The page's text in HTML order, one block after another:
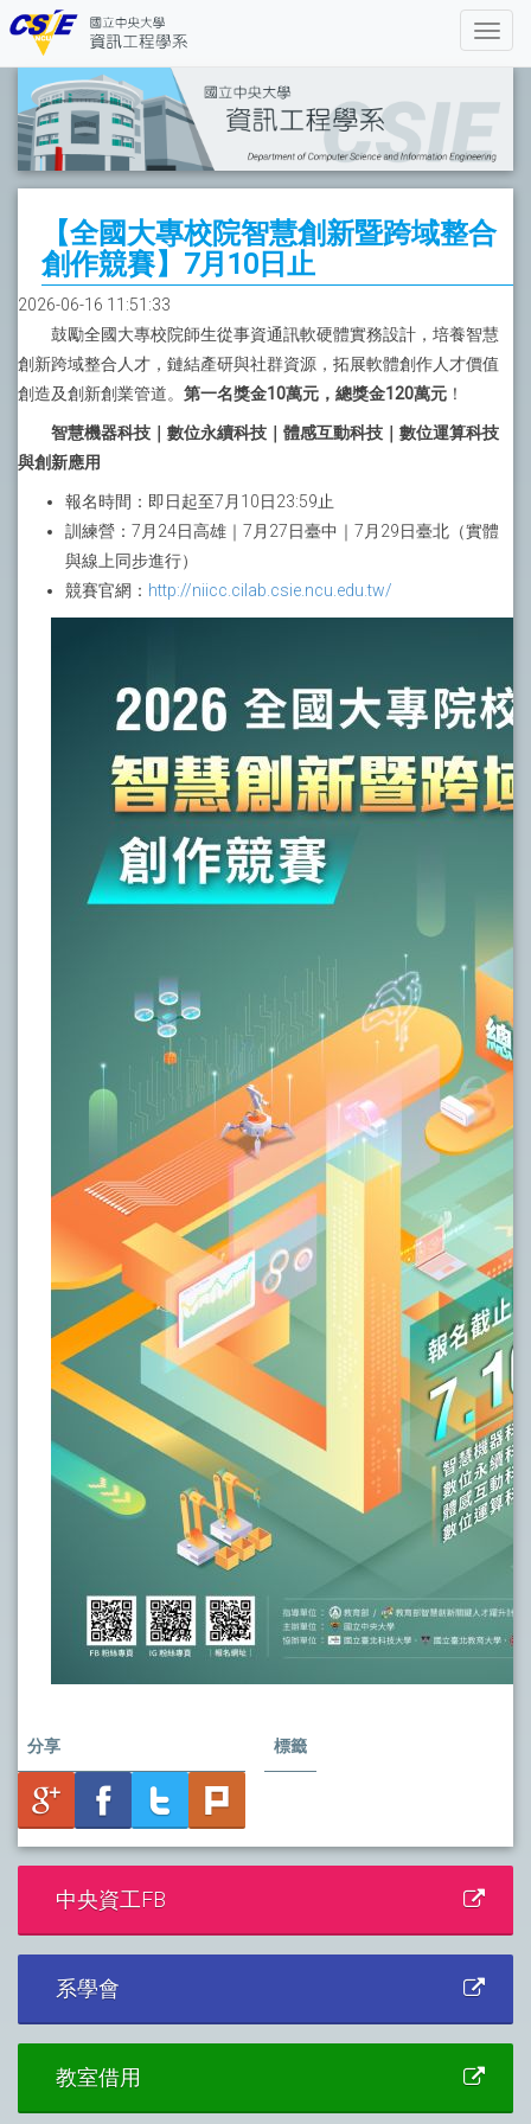
【全國大專校院智慧創新暨跨域整合
創作競賽】7月10日止
2026-06-16 11:51:33
鼓勵全國大專校院師生從事資通訊軟硬體實務設計，培養智慧
創新跨域整合人才，鏈結產研與社群資源，拓展軟體創作人才價值
創造及創新創業管道。 第一名獎金10萬元，總獎金120萬元 ！
智慧機器科技｜數位永續科技｜體感互動科技｜數位運算科技
與創新應用
報名時間：即日起至7月10日23:59止
訓練營：7月24日高雄｜7月27日臺中｜7月29日臺北（實體
與線上同步進行）
競賽官網： http://niicc.cilab.csie.ncu.edu.tw/
分享 標籤
中央資工FB
系學會
教室借用